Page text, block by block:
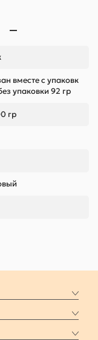
вместе с упаковк
упаковки 92 гр
гр